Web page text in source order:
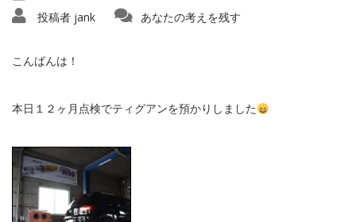
投稿者 jank あなたの考えを残す
こんばんは！
本日１２ヶ月点検でティグアンを預かりしました